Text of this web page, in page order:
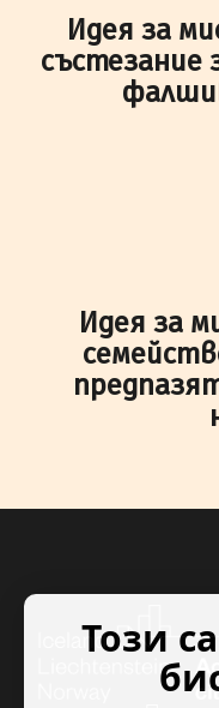
Идея за
състезание
Идея за
Този